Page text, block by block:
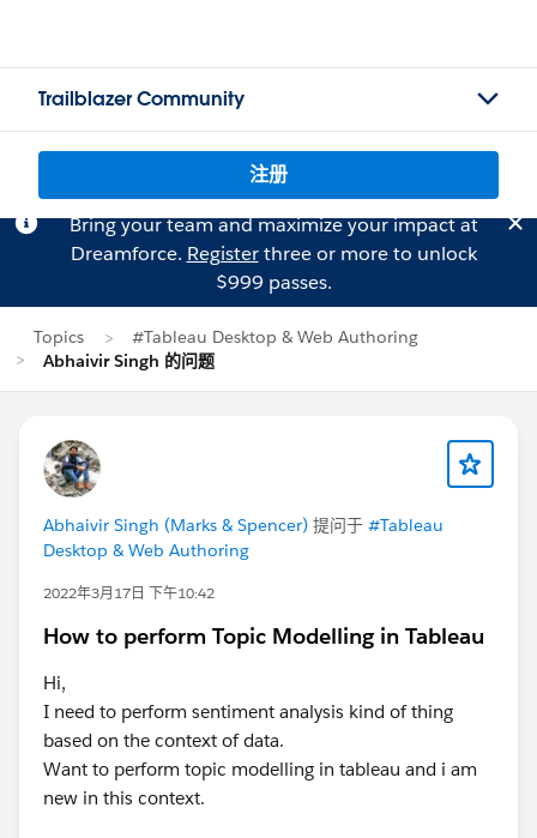
Trailblazer Community
注册
Bring your team and maximize your impact at
Dreamforce. Registerthree or more to unlock
$999 passes.
Topics
#Tableau Desktop & Web Authoring
Abhaivir Singh 的问题
Abhaivir Singh (Marks & Spencer) 提问于 #Tableau
Desktop & Web Authoring
2022年3月17日 下午10:42
How to perform Topic Modelling in Tableau
Hi,
I need to perform sentiment analysis kind of thing
based on the context of data.
Want to perform topic modelling in tableau and i am
new in this context.